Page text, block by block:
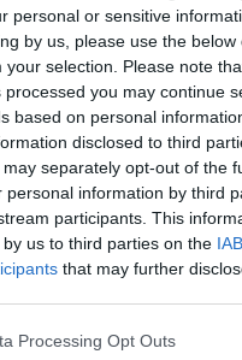
personal or sensitive
by us, please use the below
your selection. Please note
you may continue
based on personal
disclosed to third
separately opt-out of the
personal information by third
participants. This
us to third parties on the
that may further
Processing Opt Outs
Salvo Geraci
e ufficialità di calciomercato
ultimi movimenti di tutti e tre i